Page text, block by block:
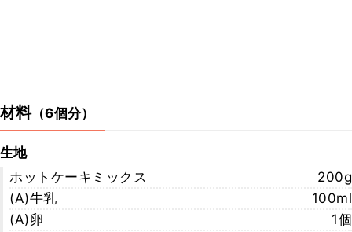
材料（6個分）
生地
ホットケーキミックス
200g
(A)牛乳
100ml
(A)卵
1個